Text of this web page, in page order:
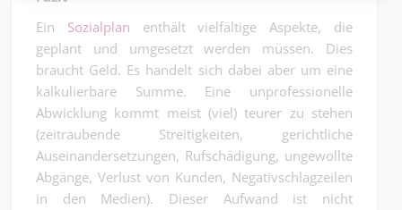
Ein Sozialplan enthält vielfältige Aspekte, die
geplant und umgesetzt werden müssen. Dies
braucht Geld. Es handelt sich dabei aber um eine
kalkulierbare Summe. Eine unprofessionelle
Abwicklung kommt meist (viel) teurer zu stehen
(zeitraubende Streitigkeiten, gerichtliche
Auseinandersetzungen, Rufschädigung, ungewollte
Abgänge, Verlust von Kunden, Negativschlagzeilen
in den Medien). Dieser Aufwand ist nicht